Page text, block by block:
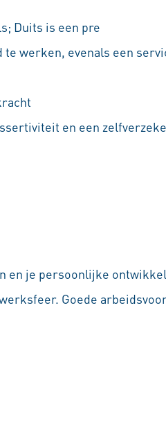
Duits is een pre
werken, evenals een
en een
en je persoonlijke
Goede